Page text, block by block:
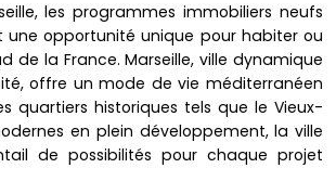
les programmes immobiliers neufs
une opportunité unique pour habiter ou
de la France. Marseille, ville dynamique
offre un mode de vie méditerranéen
quartiers historiques tels que le Vieux-
en plein développement, la ville
de possibilités pour chaque projet